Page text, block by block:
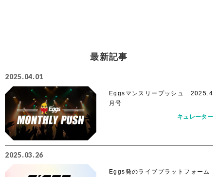
最新記事
2025.04.01
Eggsマンスリープッシュ 2025.4
月号
キュレーター
2025.03.26
Eggs発のライブプラットフォーム